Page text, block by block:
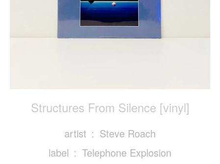
Structures From Silence [vinyl]
artist
Steve Roach
label
Telephone Explosion